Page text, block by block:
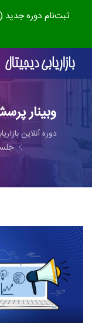
وبینار پرسش و
دوره آنلاین